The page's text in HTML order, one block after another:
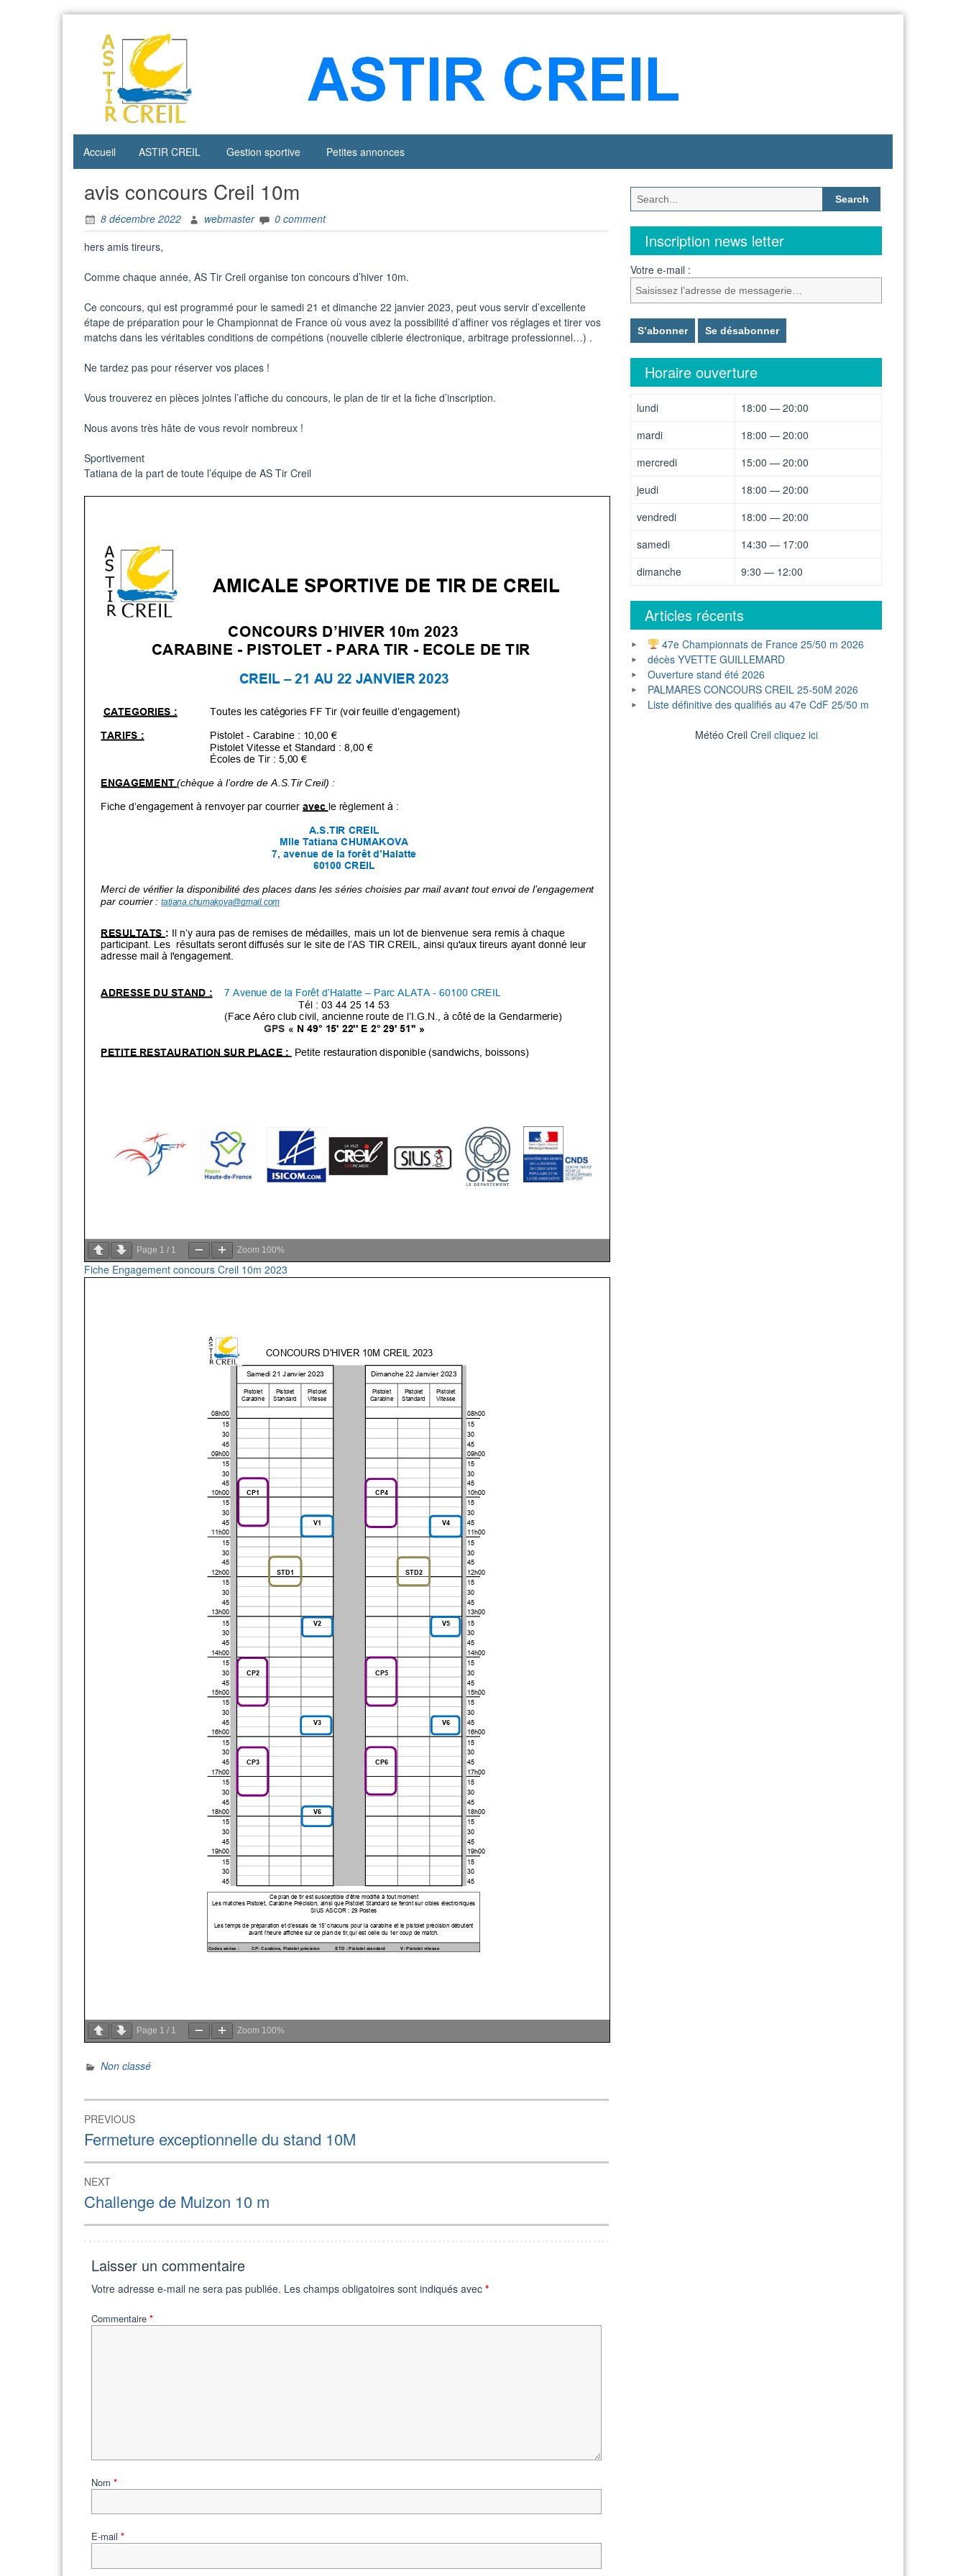
Accueil ASTIR CREIL Gestion sportive Petites annonces
avis concours Creil 10m
8 décembre 2022 webmaster
0 comment
hers amis tireurs,
Comme chaque année, AS Tir Creil organise ton concours d’hiver 10m.
Ce concours, qui est programmé pour le samedi 21 et dimanche 22 janvier 2023, peut vous servir d’excellente
étape de préparation pour le Championnat de France où vous avez la possibilité d’affiner vos réglages et tirer vos
matchs dans les véritables conditions de compétions (nouvelle ciblerie électronique, arbitrage professionnel…) .
Ne tardez pas pour réserver vos places !
Vous trouverez en pièces jointes l’affiche du concours, le plan de tir et la fiche d’inscription.
Nous avons très hâte de vous revoir nombreux !
Sportivement
Tatiana de la part de toute l’équipe de AS Tir Creil
Page 1 / 1 Zoom 100%
Fiche Engagement concours Creil 10m 2023
Page 1 / 1 Zoom 100%
Non classé
Navigation
de
l’article
PREVIOUS
Previous
post:
Fermeture exceptionnelle du stand 10M
NEXT
Next
post:
Challenge de Muizon 10 m
Laisser un commentaire
Votre adresse e-mail ne sera pas publiée. Les champs obligatoires sont indiqués avec *
Commentaire *
Nom *
E-mail *
Search
for:
Inscription news letter
Votre e-mail :
Horaire ouverture
lundi
18:00 — 20:00
mardi
18:00 — 20:00
mercredi
15:00 — 20:00
jeudi
18:00 — 20:00
vendredi
18:00 — 20:00
samedi
14:30 — 17:00
dimanche
9:30 — 12:00
Articles récents
47e Championnats de France 25/50 m 2026
décès YVETTE GUILLEMARD
Ouverture stand été 2026
PALMARES CONCOURS CREIL 25-50M 2026
Liste définitive des qualifiés au 47e CdF 25/50 m
Météo Creil Creil cliquez ici